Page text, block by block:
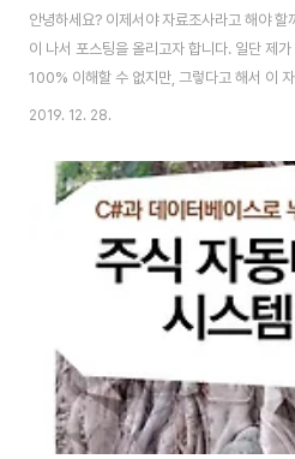
안녕하세요? 이제서야 자료조사라고 해야
이 나서 포스팅을 올리고자 합니다. 일단 제
100% 이해할 수 없지만, 그렇다고 해서 이
럼 100% 이해를 하고 넘어가야 할 것은 아니
수 있었습니다. 지난번 포스팅에서 언급을
reversion이라고 보통 표현을 하는데, 이 전
매를 하는 프로그램을 만들려 하니, 일단 만
것을 발견했습니다. 일단 첫번째 스탭에 대해
웨어인데, 이것도 ..
2019. 12. 28.